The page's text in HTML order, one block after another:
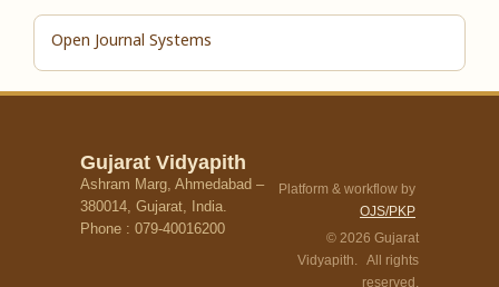
Open Journal Systems
Gujarat Vidyapith
Ashram Marg, Ahmedabad –
380014, Gujarat, India.
Phone : 079-40016200
Platform & workflow by
OJS/PKP
© 2026 Gujarat
Vidyapith. All rights
reserved.